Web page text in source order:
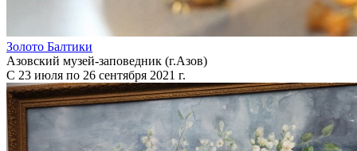
Золото Балтики
Азовский музей-заповедник (г.Азов)
С 23 июля по 26 сентября 2021 г.